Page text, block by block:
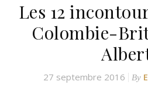
Les 12
Colombie-
27 septembre 2016 By